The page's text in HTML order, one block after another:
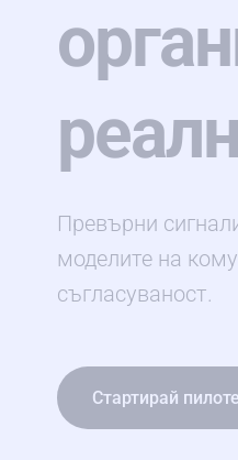
Превърни
моделите на
съгласуваност.
Стартирай